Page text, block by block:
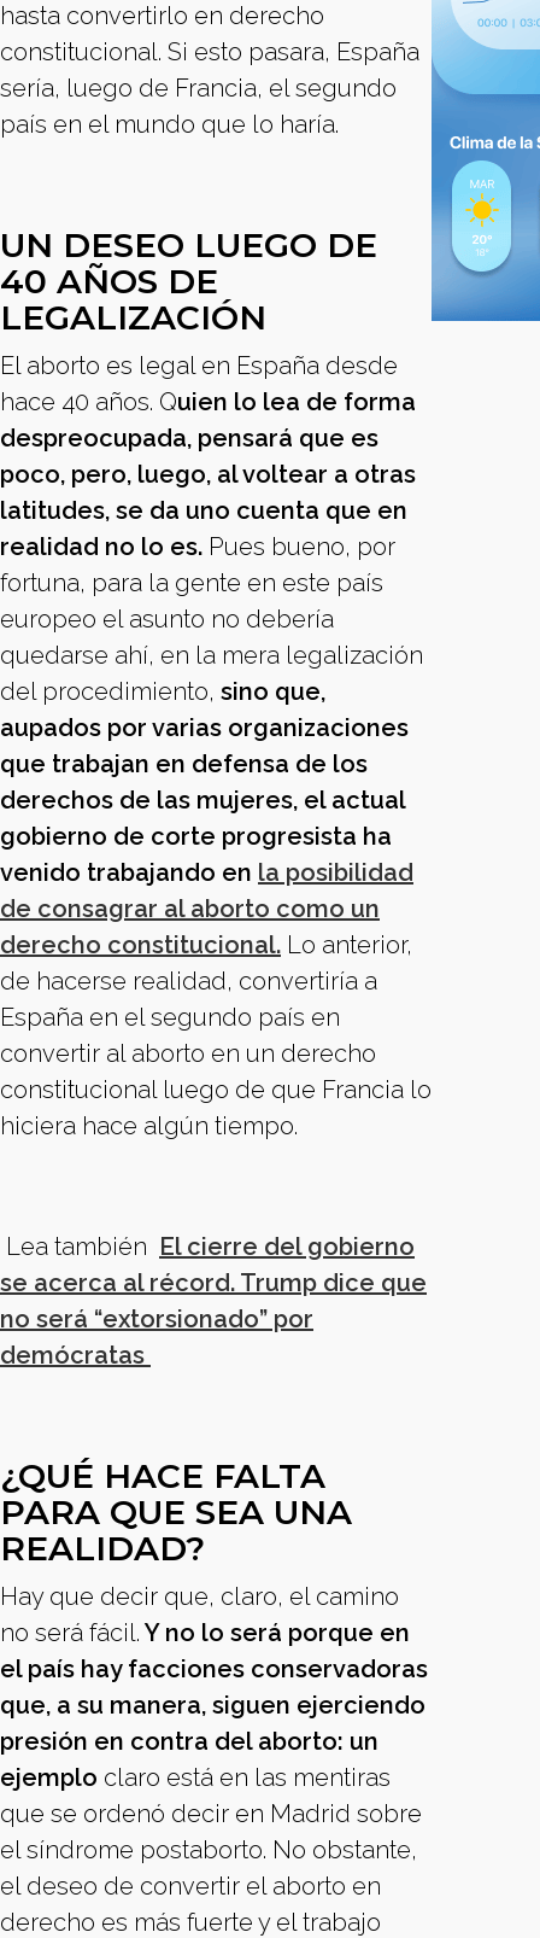
hasta convertirlo en derecho
constitucional. Si esto pasara, España
sería, luego de Francia, el segundo
país en el mundo que lo haría.
UN DESEO LUEGO DE
40 AÑOS DE
LEGALIZACIÓN
El aborto es legal en España desde
hace 40 años. Quien lo lea de forma
despreocupada, pensará que es
poco, pero, luego, al voltear a otras
latitudes, se da uno cuenta que en
realidad no lo es. Pues bueno, por
fortuna, para la gente en este país
europeo el asunto no debería
quedarse ahí, en la mera legalización
del procedimiento, sino que,
aupados por varias organizaciones
que trabajan en defensa de los
derechos de las mujeres, el actual
gobierno de corte progresista ha
venido trabajando en la posibilidad
de consagrar al aborto como un
derecho constitucional. Lo anterior,
de hacerse realidad, convertiría a
España en el segundo país en
convertir al aborto en un derecho
constitucional luego de que Francia lo
hiciera hace algún tiempo.
Lea también El cierre del gobierno
se acerca al récord. Trump dice que
no será “extorsionado” por
demócratas
¿QUÉ HACE FALTA
PARA QUE SEA UNA
REALIDAD?
Hay que decir que, claro, el camino
no será fácil. Y no lo será porque en
el país hay facciones conservadoras
que, a su manera, siguen ejerciendo
presión en contra del aborto: un
ejemplo claro está en las mentiras
que se ordenó decir en Madrid sobre
el síndrome postaborto. No obstante,
el deseo de convertir el aborto en
derecho es más fuerte y el trabajo